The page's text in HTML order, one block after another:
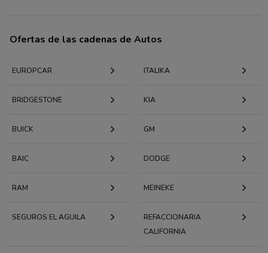
Ofertas de las cadenas de Autos
EUROPCAR ITALIKA
BRIDGESTONE KIA
BUICK GM
BAIC DODGE
RAM MEINEKE
SEGUROS EL AGUILA
REFACCIONARIA
CALIFORNIA